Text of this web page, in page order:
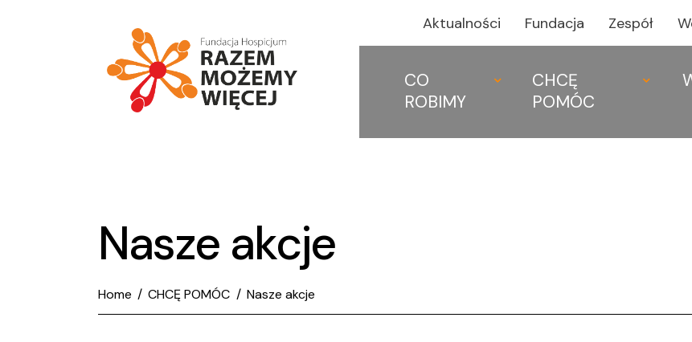
Aktualności Fundacja Zespół
CO
ROBIMY
CHCĘ
POMÓC
Nasze akcje
Home CHCĘ POMÓC Nasze akcje